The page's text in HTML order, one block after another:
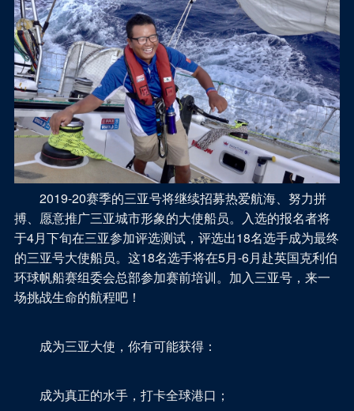
2019-20赛季的三亚号将继续招募热爱航海、努力拼
搏、愿意推广三亚城市形象的大使船员。入选的报名者将
于4月下旬在三亚参加评选测试，评选出18名选手成为最终
的三亚号大使船员。这18名选手将在5月-6月赴英国克利伯
环球帆船赛组委会总部参加赛前培训。加入三亚号，来一
场挑战生命的航程吧！
成为三亚大使，你有可能获得：
成为真正的水手，打卡全球港口；